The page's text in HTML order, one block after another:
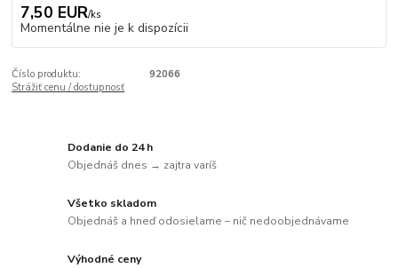
7,50 EUR/ks
Momentálne nie je k dispozícii
Číslo produktu:
92066
Strážiť cenu / dostupnosť
Dodanie do 24 h
Objednáš dnes → zajtra varíš
Všetko skladom
Objednáš a hneď odosielame – nič nedoobjednávame
Výhodné ceny